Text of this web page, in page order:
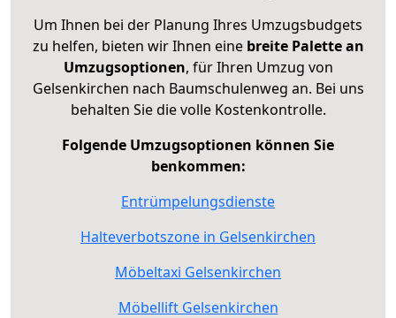
Um Ihnen bei der Planung Ihres Umzugsbudgets
zu helfen, bieten wir Ihnen eine breite Palette an
Umzugsoptionen, für Ihren Umzug von
Gelsenkirchen nach Baumschulenweg an. Bei uns
behalten Sie die volle Kostenkontrolle.
Folgende Umzugsoptionen können Sie
benkommen:
Entrümpelungsdienste
Halteverbotszone in Gelsenkirchen
Möbeltaxi Gelsenkirchen
Möbellift Gelsenkirchen